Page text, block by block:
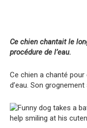
Ce chien chantait le
procédure de l’eau.
Ce chien a chanté
d’eau. Son